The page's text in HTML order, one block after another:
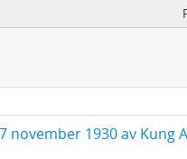
1930 av Kung